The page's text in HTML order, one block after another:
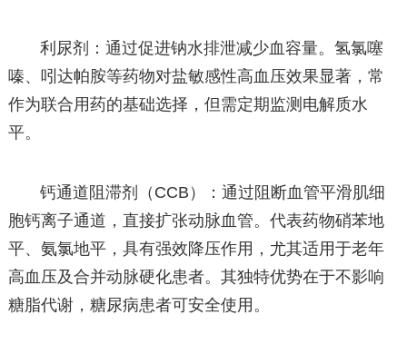
利尿剂：通过促进钠水排泄减少血容量。氢氯噻
嗪、吲达帕胺等药物对盐敏感性高血压效果显著，常
作为联合用药的基础选择，但需定期监测电解质水
平。
钙通道阻滞剂（CCB）：通过阻断血管平滑肌细
胞钙离子通道，直接扩张动脉血管。代表药物硝苯地
平、氨氯地平，具有强效降压作用，尤其适用于老年
高血压及合并动脉硬化患者。其独特优势在于不影响
糖脂代谢，糖尿病患者可安全使用。